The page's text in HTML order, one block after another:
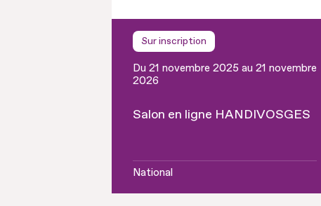
Sur inscription
Du 21 novembre 2025 au 21 novembre
2026
Salon en ligne HANDIVOSGES
National